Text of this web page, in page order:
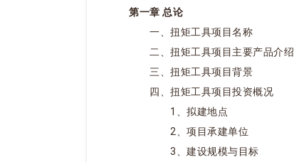
第一章 总论
一、扭矩工具项目名称
二、扭矩工具项目主要产品介绍
三、扭矩工具项目背景
四、扭矩工具项目投资概况
1、拟建地点
2、项目承建单位
3、建设规模与目标